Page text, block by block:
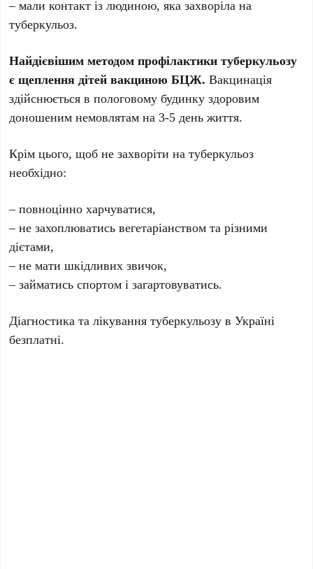
– мали контакт із людиною, яка захворіла на
туберкульоз.
Найдієвішим методом профілактики туберкульозу
є щеплення дітей вакциною БЦЖ. Вакцинація
здійснюється в пологовому будинку здоровим
доношеним немовлятам на 3-5 день життя.
Крім цього, щоб не захворіти на туберкульоз
необхідно:
– повноцінно харчуватися,
– не захоплюватись вегетаріанством та різними
дієтами,
– не мати шкідливих звичок,
– займатись спортом і загартовуватись.
Діагностика та лікування туберкульозу в Україні
безплатні.